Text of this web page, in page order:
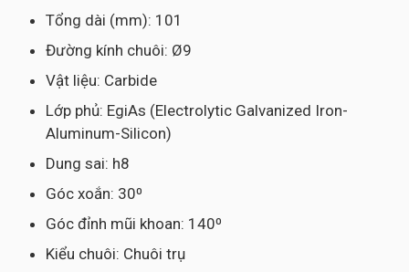
Tổng dài (mm): 101
Đường kính chuôi: Ø9
Vật liệu: Carbide
Lớp phủ: EgiAs (Electrolytic Galvanized Iron-
Aluminum-Silicon)
Dung sai: h8
Góc xoắn: 30⁰
Góc đỉnh mũi khoan: 140⁰
Kiểu chuôi: Chuôi trụ